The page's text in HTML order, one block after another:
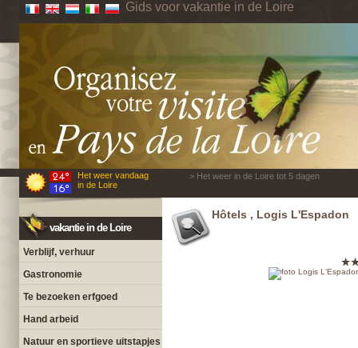
Gids voor vakantie in de Loire
Het weer vandaag
in de Loire
> Het weer in de Loire tot 5 dagen
vakantie in de Loire
Verblijf, verhuur
Gastronomie
Te bezoeken erfgoed
Hand arbeid
Natuur en sportieve uitstapjes
Hôtels , Logis L'Espadon